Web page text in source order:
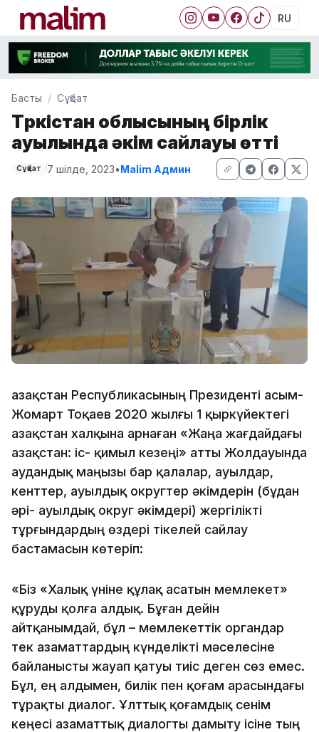
RU
Басты Сұқбат
Түркістан облысының бірлік
ауылында әкім сайлауы өтті
Сұқбат 7 шілде, 2023•Malim Админ
Қазақстан Республикасының Президенті Қасым-
Жомарт Тоқаев 2020 жылғы 1 қыркүйектегі
Қазақстан халқына арнаған «Жаңа жағдайдағы
Қазақстан: іс- қимыл кезеңі» атты Жолдауында
аудандық маңызы бар қалалар, ауылдар,
кенттер, ауылдық округтер әкімдерін (бұдан
әрі- ауылдық округ әкімдері) жергілікті
тұрғындардың өздері тікелей сайлау
бастамасын көтеріп:
«Біз «Халық үніне құлақ асатын мемлекет»
құруды қолға алдық. Бұған дейін
айтқанымдай, бұл – мемлекеттік органдар
тек азаматтардың күнделікті мәселесіне
байланысты жауап қатуы тиіс деген сөз емес.
Бұл, ең алдымен, билік пен қоғам арасындағы
тұрақты диалог. Ұлттық қоғамдық сенім
кеңесі азаматтық диалогты дамыту ісіне тың